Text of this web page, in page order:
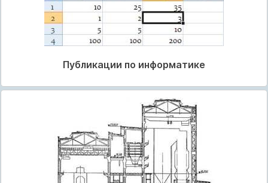
Публикации по информатике